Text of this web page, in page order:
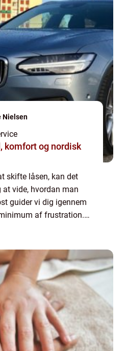
Nielsen
komfort og nordisk
skifte låsen, kan det
vide, hvordan man
guider vi dig igennem
af frustration.